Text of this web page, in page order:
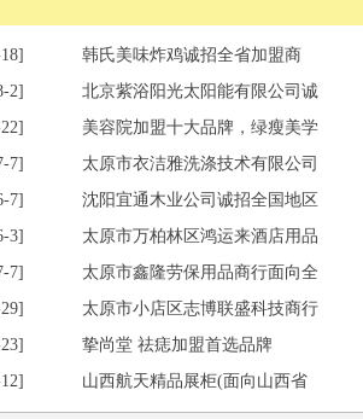
韩氏美味炸鸡诚招全省加盟商
2] 北京紫浴阳光太阳能有限公司诚
美容院加盟十大品牌，绿瘦美学
7] 太原市衣洁雅洗涤技术有限公司
7] 沈阳宜通木业公司诚招全国地区
3] 太原市万柏林区鸿运来酒店用品
7] 太原市鑫隆劳保用品商行面向全
太原市小店区志博联盛科技商行
挚尚堂 祛痣加盟首选品牌
山西航天精品展柜(面向山西省